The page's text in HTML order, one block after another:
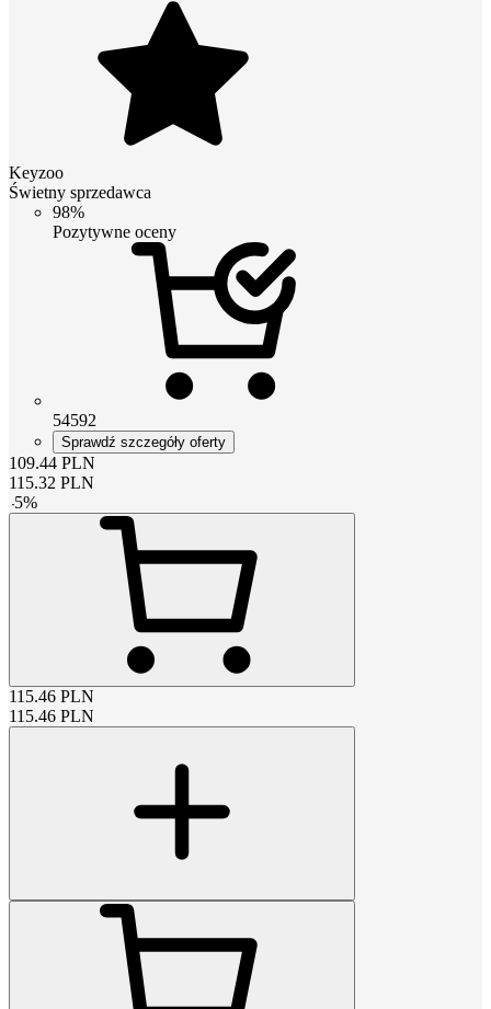
Keyzoo
Świetny sprzedawca
98%
Pozytywne oceny
54592
Sprawdź szczegóły oferty
109.44 PLN
115.32 PLN
-5%
115.46 PLN
115.46 PLN